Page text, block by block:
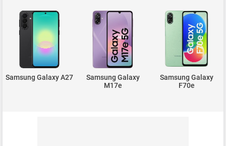
Samsung Galaxy A27
Samsung Galaxy
M17e
Samsung Galaxy
F70e